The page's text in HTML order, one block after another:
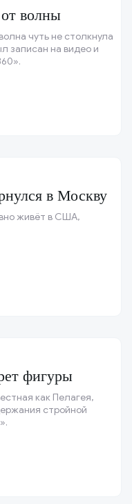
волны
чуть не столкнула
записан на видео и
в Москву
живёт в США,
фигуры
как Пелагея,
стройной